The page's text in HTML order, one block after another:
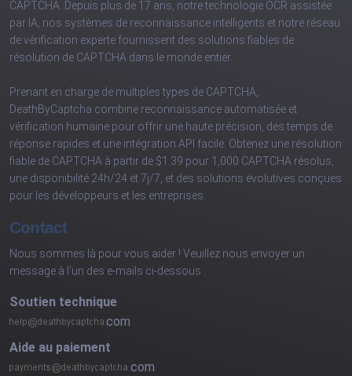
CAPTCHA. Depuis plus de 17 ans, notre technologie OCR assistée
par IA, nos systèmes de reconnaissance intelligents et notre réseau
de vérification experte fournissent des solutions fiables de
résolution de CAPTCHA dans le monde entier.
Prenant en charge de multiples types de CAPTCHA,
DeathByCaptcha combine reconnaissance automatisée et
vérification humaine pour offrir une haute précision, des temps de
réponse rapides et une intégration API facile. Obtenez une résolution
fiable de CAPTCHA à partir de $1.39 pour 1,000 CAPTCHA résolus,
une disponibilité 24h/24 et 7j/7, et des solutions évolutives conçues
pour les développeurs et les entreprises.
Contact
Nous sommes là pour vous aider ! Veuillez nous envoyer un
message à l'un des e-mails ci-dessous :
Soutien technique
com
Aide au paiement
com